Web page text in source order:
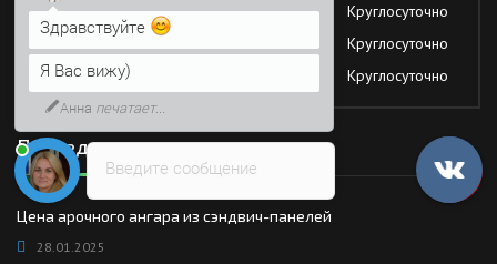
Пятница
Круглосуточно
Суббота
Круглосуточно
Воскресение
Круглосуточно
Последние новости
Цена арочного ангара из сэндвич-панелей
28.01.2025
Введите сообщение
Здравствуйте
Я Вас вижу)
Анна печатает...